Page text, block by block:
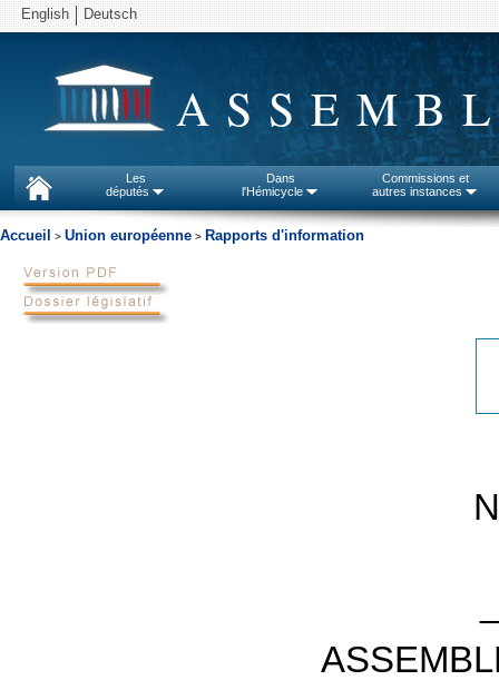
English Deutsch
Les
députés
Dans
l'Hémicycle
Commissions et
autres instances
Accueil > Union européenne > Rapports d'information
N